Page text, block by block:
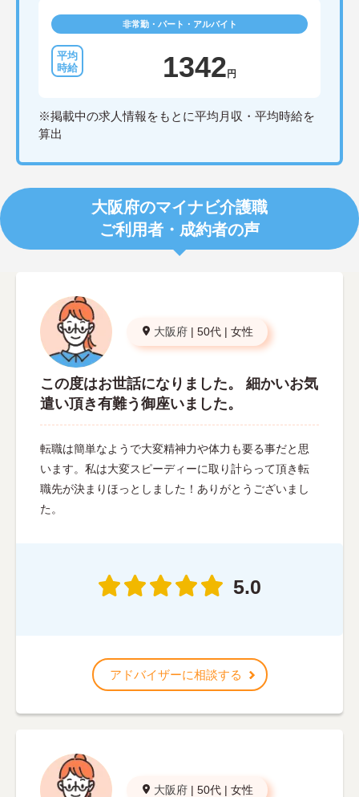
非常勤・パート・アルバイト
1342円
※掲載中の求人情報をもとに平均月収・平均時給を
算出
大阪府のマイナビ介護職
ご利用者・成約者の声
大阪府 | 50代 | 女性
この度はお世話になりました。 細かいお気
遣い頂き有難う御座いました。
転職は簡単なようで大変精神力や体力も要る事だと思
います。私は大変スピーディーに取り計らって頂き転
職先が決まりほっとしました！ありがとうございまし
た。
5.0
アドバイザーに相談する
大阪府 | 50代 | 女性